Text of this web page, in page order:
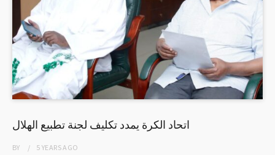
اتحاد الكرة يمدد تكليف لجنة تطبيع الهلال
BY 5 YEARSAGO